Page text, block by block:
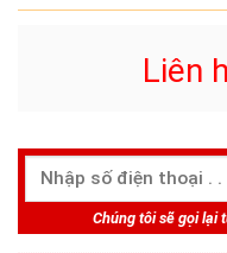
Liên
Chúng tôi sẽ gọi lại